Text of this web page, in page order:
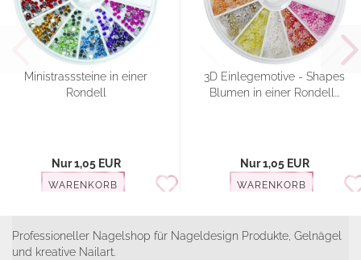
Ministrasssteine in einer
Rondell
Nur 1,05 EUR
WARENKORB
3D Einlegemotive - Shapes
Blumen in einer Rondell...
Nur 1,05 EUR
WARENKORB
Professioneller Nagelshop für Nageldesign Produkte, Gelnägel
und kreative Nailart.